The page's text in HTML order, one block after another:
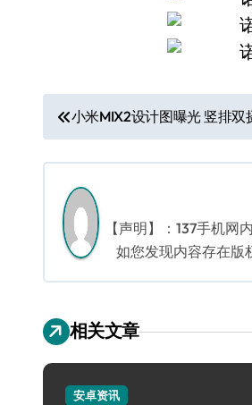
文
章
导
航
小米MIX2设计图曝光 竖排双
【声明】：137手机
如您发现内容存在版
相关文章
安卓资讯